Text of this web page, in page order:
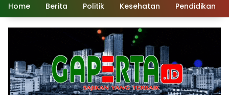
Home Berita Politik Kesehatan Pendidikan